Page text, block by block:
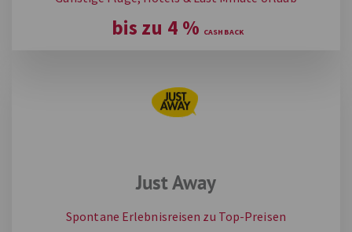
bis zu 4 %
Just Away
Spontane Erlebnisreisen zu Top-Preisen